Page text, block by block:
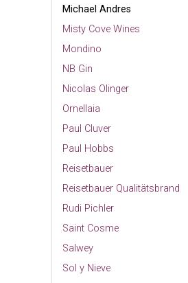
Michael Andres
Misty Cove Wines
Mondino
NB Gin
Nicolas Olinger
Ornellaia
Paul Cluver
Paul Hobbs
Reisetbauer
Reisetbauer Qualitätsbrand
Rudi Pichler
Saint Cosme
Salwey
Sol y Nieve